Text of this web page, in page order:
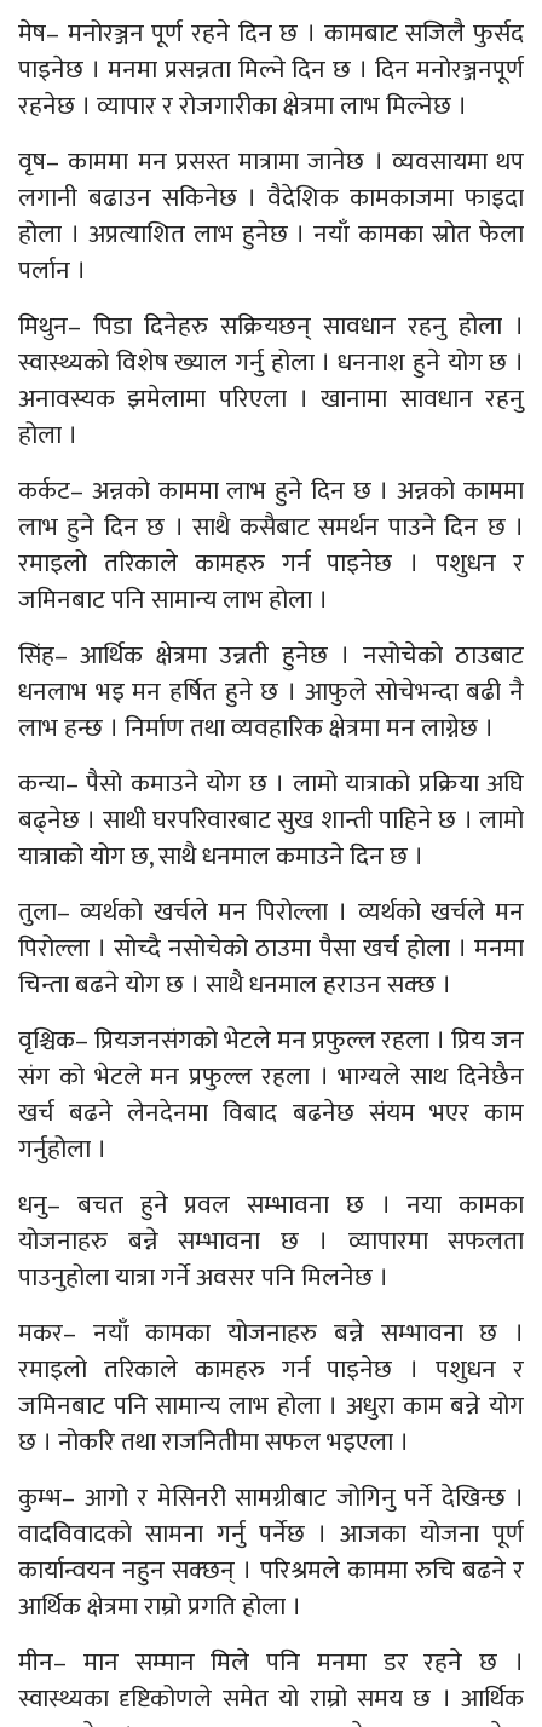
मेष– मनोरञ्जन पूर्ण रहने दिन छ । कामबाट सजिलै फुर्सद
पाइनेछ । मनमा प्रसन्नता मिल्ने दिन छ । दिन मनोरञ्जनपूर्ण
रहनेछ । व्यापार र रोजगारीका क्षेत्रमा लाभ मिल्नेछ ।
वृष– काममा मन प्रसस्त मात्रामा जानेछ । व्यवसायमा थप
लगानी बढाउन सकिनेछ । वैदेशिक कामकाजमा फाइदा
होला । अप्रत्याशित लाभ हुनेछ । नयाँ कामका स्रोत फेला
पर्लान ।
मिथुन– पिडा दिनेहरु सक्रियछन् सावधान रहनु होला ।
स्वास्थ्यको विशेष ख्याल गर्नु होला । धननाश हुने योग छ ।
अनावस्यक झमेलामा परिएला । खानामा सावधान रहनु
होला ।
कर्कट– अन्नको काममा लाभ हुने दिन छ । अन्नको काममा
लाभ हुने दिन छ । साथै कसैबाट समर्थन पाउने दिन छ ।
रमाइलो तरिकाले कामहरु गर्न पाइनेछ । पशुधन र
जमिनबाट पनि सामान्य लाभ होला ।
सिंह– आर्थिक क्षेत्रमा उन्नती हुनेछ । नसोचेको ठाउबाट
धनलाभ भइ मन हर्षित हुने छ । आफुले सोचेभन्दा बढी नै
लाभ हन्छ । निर्माण तथा व्यवहारिक क्षेत्रमा मन लाग्नेछ ।
कन्या– पैसो कमाउने योग छ । लामो यात्राको प्रक्रिया अघि
बढ्नेछ । साथी घरपरिवारबाट सुख शान्ती पाहिने छ । लामो
यात्राको योग छ, साथै धनमाल कमाउने दिन छ ।
तुला– व्यर्थको खर्चले मन पिरोल्ला । व्यर्थको खर्चले मन
पिरोल्ला । सोच्दै नसोचेको ठाउमा पैसा खर्च होला । मनमा
चिन्ता बढने योग छ । साथै धनमाल हराउन सक्छ ।
वृश्चिक– प्रियजनसंगको भेटले मन प्रफुल्ल रहला । प्रिय जन
संग को भेटले मन प्रफुल्ल रहला । भाग्यले साथ दिनेछैन
खर्च बढने लेनदेनमा विबाद बढनेछ संयम भएर काम
गर्नुहोला ।
धनु– बचत हुने प्रवल सम्भावना छ । नया कामका
योजनाहरु बन्ने सम्भावना छ । व्यापारमा सफलता
पाउनुहोला यात्रा गर्ने अवसर पनि मिलनेछ ।
मकर– नयाँ कामका योजनाहरु बन्ने सम्भावना छ ।
रमाइलो तरिकाले कामहरु गर्न पाइनेछ । पशुधन र
जमिनबाट पनि सामान्य लाभ होला । अधुरा काम बन्ने योग
छ । नोकरि तथा राजनितीमा सफल भइएला ।
कुम्भ– आगो र मेसिनरी सामग्रीबाट जोगिनु पर्ने देखिन्छ ।
वादविवादको सामना गर्नु पर्नेछ । आजका योजना पूर्ण
कार्यान्वयन नहुन सक्छन् । परिश्रमले काममा रुचि बढने र
आर्थिक क्षेत्रमा राम्रो प्रगति होला ।
मीन– मान सम्मान मिले पनि मनमा डर रहने छ ।
स्वास्थ्यका दृष्टिकोणले समेत यो राम्रो समय छ । आर्थिक